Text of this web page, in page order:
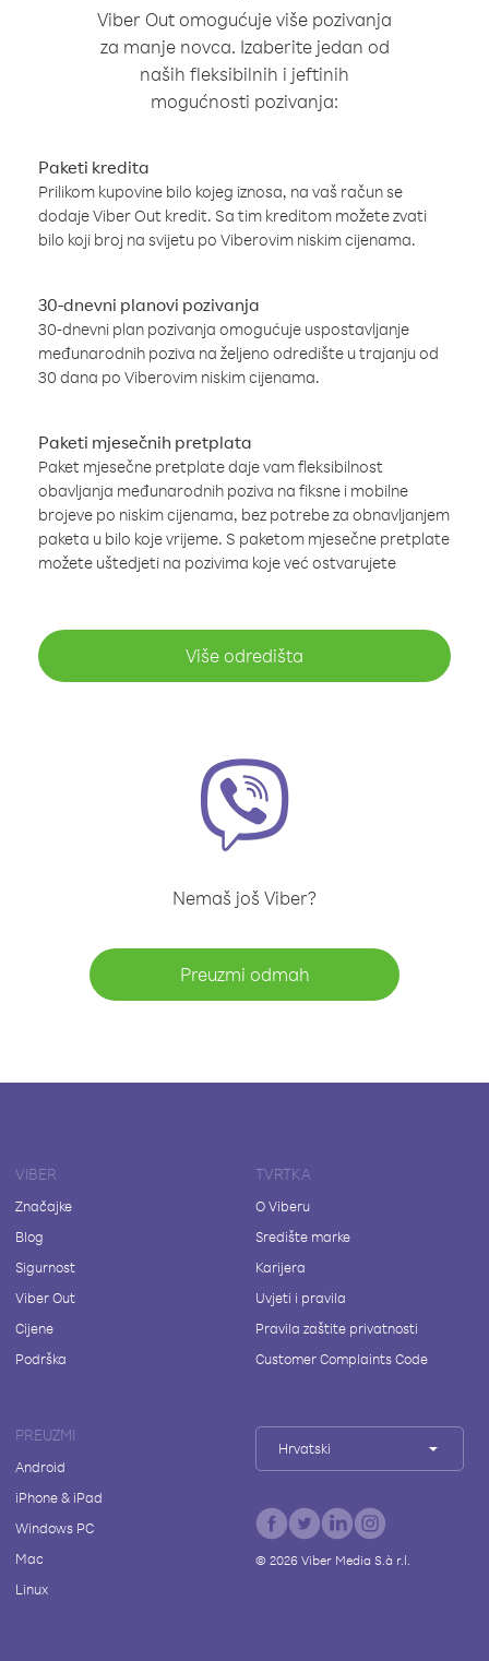
Viber Out omogućuje više pozivanja
za manje novca. Izaberite jedan od
naših fleksibilnih i jeftinih
mogućnosti pozivanja:
Paketi kredita
Prilikom kupovine bilo kojeg iznosa, na vaš račun se
dodaje Viber Out kredit. Sa tim kreditom možete zvati
bilo koji broj na svijetu po Viberovim niskim cijenama.
30-dnevni planovi pozivanja
30-dnevni plan pozivanja omogućuje uspostavljanje
međunarodnih poziva na željeno odredište u trajanju od
30 dana po Viberovim niskim cijenama.
Paketi mjesečnih pretplata
Paket mjesečne pretplate daje vam fleksibilnost
obavljanja međunarodnih poziva na fiksne i mobilne
brojeve po niskim cijenama, bez potrebe za obnavljanjem
paketa u bilo koje vrijeme. S paketom mjesečne pretplate
možete uštedjeti na pozivima koje već ostvarujete
Više odredišta
Nemaš još Viber?
Preuzmi odmah
VIBER
Značajke
Blog
Sigurnost
Viber Out
Cijene
Podrška
TVRTKA
O Viberu
Središte marke
Karijera
Uvjeti i pravila
Pravila zaštite privatnosti
Customer Complaints Code
PREUZMI
Android
iPhone & iPad
Windows PC
Mac
Linux
Hrvatski
© 2026Viber Media S.à r.l.